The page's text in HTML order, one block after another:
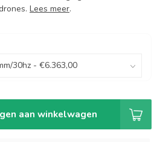
Lees meer.
aan winkelwagen